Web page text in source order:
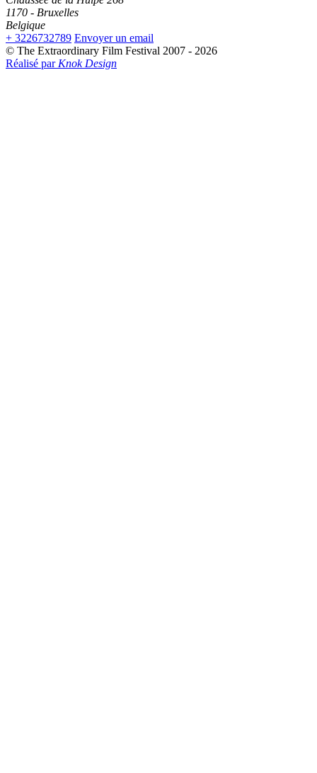
1170 - Bruxelles
Belgique
+ 3226732789 Envoyer un email
© The Extraordinary Film Festival 2007 - 2026
Réalisé par Knok Design